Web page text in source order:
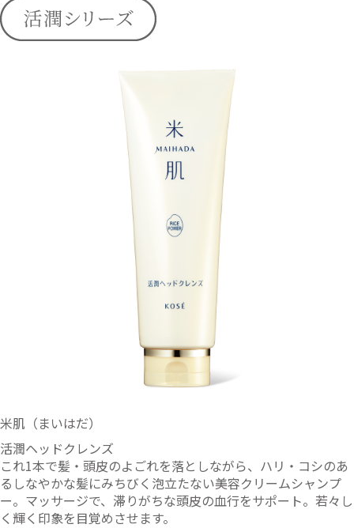
米肌（まいはだ）
活潤ヘッドクレンズ
これ1本で髪・頭皮のよごれを落としながら、ハリ・コシのあ
るしなやかな髪にみちびく泡立たない美容クリームシャンプ
ー。マッサージで、滞りがちな頭皮の血行をサポート。若々し
く輝く印象を目覚めさせます。